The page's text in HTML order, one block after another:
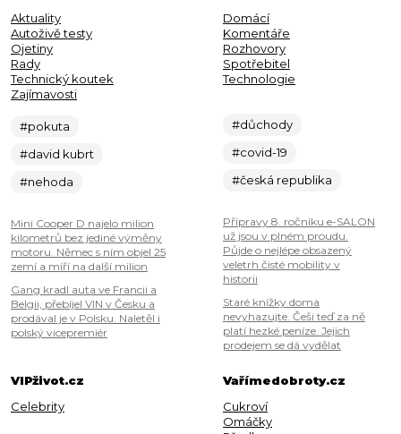
Aktuality
Autoživě testy
Ojetiny
Rady
Technický koutek
Zajímavosti
#pokuta
#david kubrt
#nehoda
Mini Cooper D najelo milion
kilometrů bez jediné výměny
motoru. Němec s ním objel 25
zemí a míří na další milion
Gang kradl auta ve Francii a
Belgii, přebíjel VIN v Česku a
prodával je v Polsku. Naletěl i
polský vicepremiér
Domácí
Komentáře
Rozhovory
Spotřebitel
Technologie
#důchody
#covid-19
#česká republika
Přípravy 8. ročníku e-SALON
už jsou v plném proudu.
Půjde o nejlépe obsazený
veletrh čisté mobility v
historii
Staré knížky doma
nevyhazujte. Češi teď za ně
platí hezké peníze. Jejich
prodejem se dá vydělat
VIPživot.cz
Celebrity
Vařímedobroty.cz
Cukroví
Omáčky